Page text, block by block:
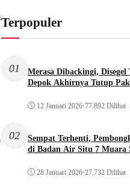
dan Sosial
Terpopuler
01
Merasa Dibackingi, Disegel
Depok Akhirnya Tutup
12 Januari 2026•77.892 Dilihat
02
Sempat Terhenti,
di Badan Air Situ 7 Muara
28 Januari 2026•27.732 Dilihat